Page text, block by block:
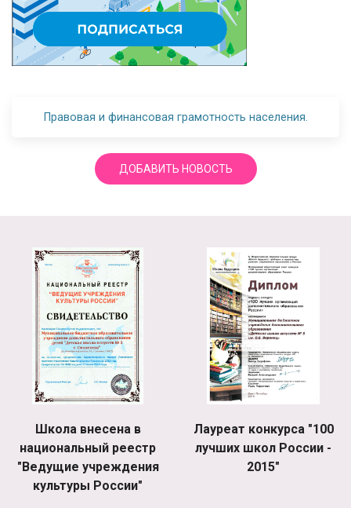
Правовая и финансовая грамотность населения.
ДОБАВИТЬ НОВОСТЬ
Школа внесена в
национальный реестр
"Ведущие учреждения
культуры России"
Лауреат конкурса "100
лучших школ России -
2015"